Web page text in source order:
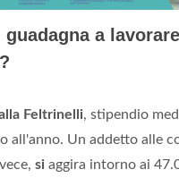
a
Feltrinelli, stipendio
all'anno. Un addetto alle
si aggira intorno ai